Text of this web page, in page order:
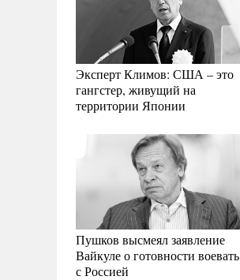
Эксперт Климов: США – это
гангстер, живущий на
территории Японии
Пушков высмеял заявление
Вайкуле о готовности воевать
с Россией